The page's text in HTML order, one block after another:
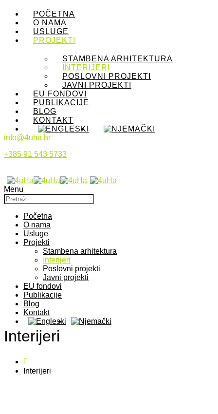
POČETNA
O NAMA
USLUGE
PROJEKTI
STAMBENA ARHITEKTURA
INTERIJERI
POSLOVNI PROJEKTI
JAVNI PROJEKTI
EU FONDOVI
PUBLIKACIJE
BLOG
KONTAKT
info@4uha.hr
+385 91 543 5733
Menu
Početna
O nama
Usluge
Projekti
Stambena arhitektura
Interijeri
Poslovni projekti
Javni projekti
EU fondovi
Publikacije
Blog
Kontakt
Interijeri
Interijeri